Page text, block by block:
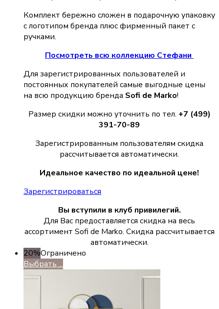
Комплект бережно сложен в подарочную упаковку
с логотипом бренда плюс фирменный пакет с
ручками.
Посмотреть всю коллекцию Стефани
Для зарегистрированных пользователей и
постоянных покупателей самые выгодные цены
на всю продукцию бренда Sofi de Marko!
Размер скидки можно уточнить по тел. +7 (499)
391-70-89
Зарегистрированным пользователям скидка
рассчитывается автоматически.
Идеальное качество по идеальной цене!
Зарегистрироваться
Вы вступили в клуб привилегий.
Для Вас предоставляется скидка на весь
ассортимент Sofi de Marko. Скидка рассчитывается
автоматически.
20%Ограничено
Выбрать ...